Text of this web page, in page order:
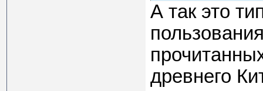
А так это
древнего